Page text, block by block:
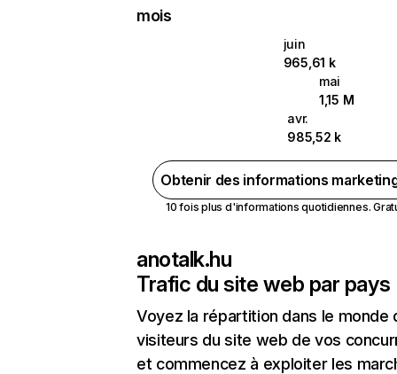
mois
juin
965,61 k
mai
1,15 M
avr.
985,52 k
Obtenir des informations
10 fois plus d'informations quotidiennes.
anotalk.hu
Trafic du site web par pays
Voyez la répartition dans le monde
visiteurs du site web de vos
et commencez à exploiter les